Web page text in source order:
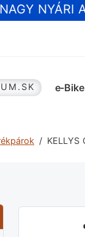
NAGY NYÁRI
e-Bike